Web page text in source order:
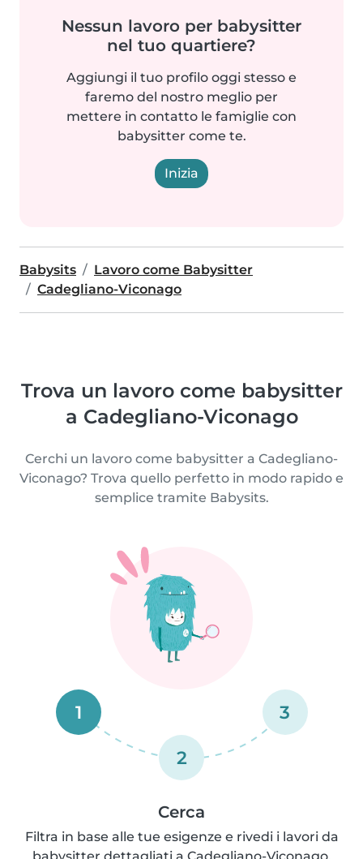
Nessun lavoro per babysitter
nel tuo quartiere?
Aggiungi il tuo profilo oggi stesso e
faremo del nostro meglio per
mettere in contatto le famiglie con
babysitter come te.
Inizia
Babysits
Lavoro come Babysitter
Cadegliano-Viconago
Trova un lavoro come babysitter
a Cadegliano-Viconago
Cerchi un lavoro come babysitter a Cadegliano-
Viconago? Trova quello perfetto in modo rapido e
semplice tramite Babysits.
1
2
3
Cerca
Filtra in base alle tue esigenze e rivedi i lavori da